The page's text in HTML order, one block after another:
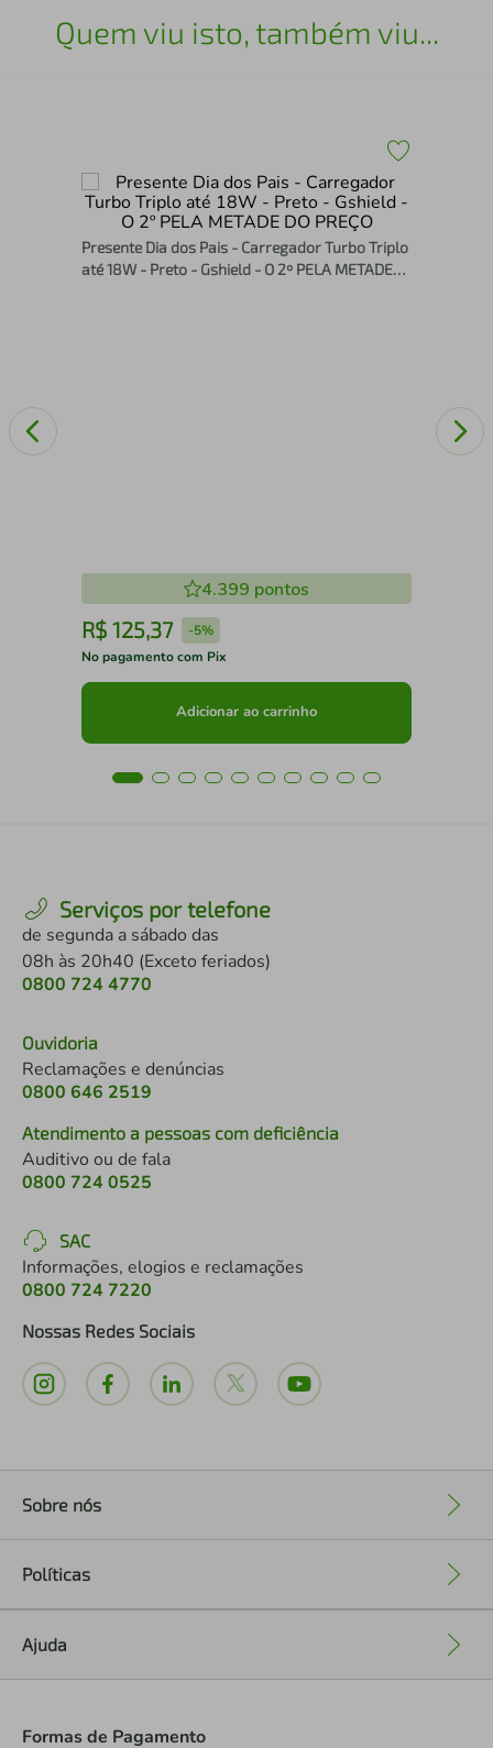
Quem viu isto, também viu...
Presente Dia dos Pais - Carregador Turbo Triplo
até 18W - Preto - Gshield - O 2º PELA METADE
4.399 pontos
R$ 125,37 -5%
No pagamento com Pix
Adicionar ao carrinho
Serviços por telefone
de segunda a sábado das
08h às 20h40 (Exceto feriados)
0800 724 4770
Ouvidoria
Reclamações e denúncias
0800 646 2519
Atendimento a pessoas com deficiência
Auditivo ou de fala
0800 724 0525
SAC
Informações, elogios e reclamações
0800 724 7220
Nossas Redes Sociais
Sobre nós
Políticas
Ajuda
Formas de Pagamento